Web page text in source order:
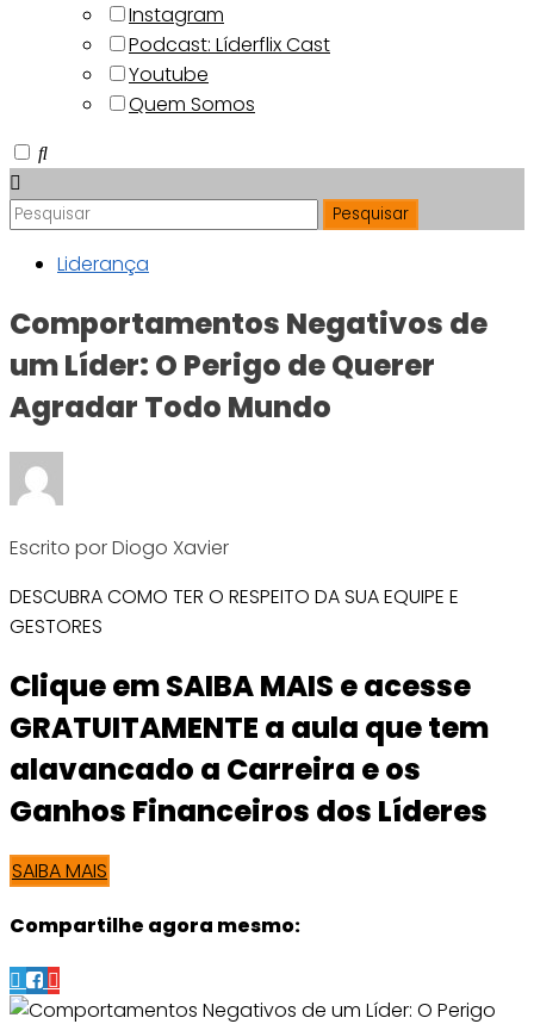
Instagram
Podcast: Líderflix Cast
Youtube
Quem Somos
Liderança
Comportamentos Negativos de
um Líder: O Perigo de Querer
Agradar Todo Mundo
Escrito por Diogo Xavier
DESCUBRA COMO TER O RESPEITO DA SUA EQUIPE E
GESTORES
Clique em SAIBA MAIS e acesse
GRATUITAMENTE a aula que tem
alavancado a Carreira e os
Ganhos Financeiros dos Líderes
SAIBA MAIS
Compartilhe agora mesmo: